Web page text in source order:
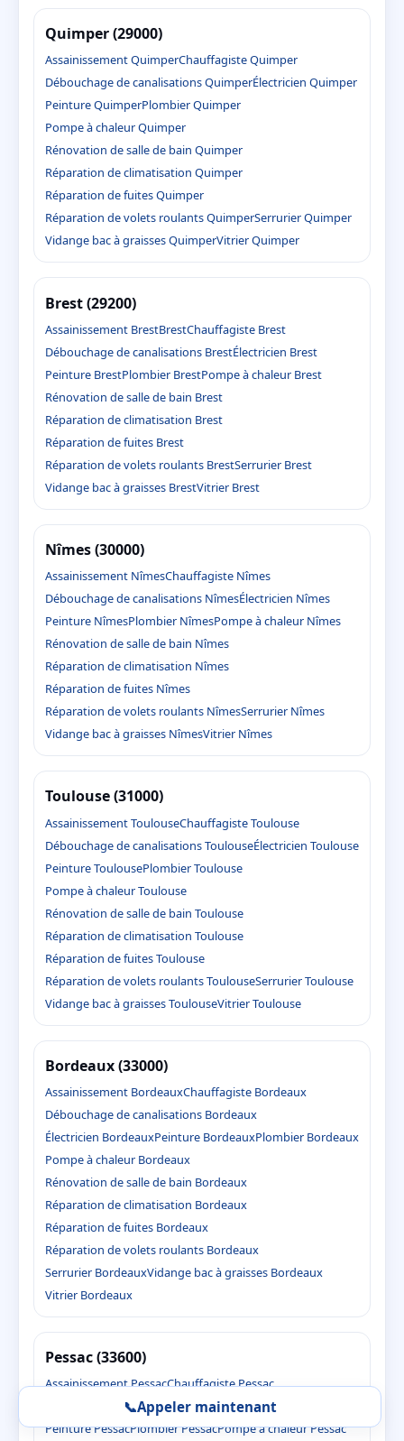
Quimper (29000)
Assainissement QuimperChauffagiste Quimper
Débouchage de canalisations QuimperÉlectricien Quimper
Peinture QuimperPlombier Quimper
Pompe à chaleur Quimper
Rénovation de salle de bain Quimper
Réparation de climatisation Quimper
Réparation de fuites Quimper
Réparation de volets roulants QuimperSerrurier Quimper
Vidange bac à graisses QuimperVitrier Quimper
Brest (29200)
Assainissement BrestBrestChauffagiste Brest
Débouchage de canalisations BrestÉlectricien Brest
Peinture BrestPlombier BrestPompe à chaleur Brest
Rénovation de salle de bain Brest
Réparation de climatisation Brest
Réparation de fuites Brest
Réparation de volets roulants BrestSerrurier Brest
Vidange bac à graisses BrestVitrier Brest
Nîmes (30000)
Assainissement NîmesChauffagiste Nîmes
Débouchage de canalisations NîmesÉlectricien Nîmes
Peinture NîmesPlombier NîmesPompe à chaleur Nîmes
Rénovation de salle de bain Nîmes
Réparation de climatisation Nîmes
Réparation de fuites Nîmes
Réparation de volets roulants NîmesSerrurier Nîmes
Vidange bac à graisses NîmesVitrier Nîmes
Toulouse (31000)
Assainissement ToulouseChauffagiste Toulouse
Débouchage de canalisations ToulouseÉlectricien Toulouse
Peinture ToulousePlombier Toulouse
Pompe à chaleur Toulouse
Rénovation de salle de bain Toulouse
Réparation de climatisation Toulouse
Réparation de fuites Toulouse
Réparation de volets roulants ToulouseSerrurier Toulouse
Vidange bac à graisses ToulouseVitrier Toulouse
Bordeaux (33000)
Assainissement BordeauxChauffagiste Bordeaux
Débouchage de canalisations Bordeaux
Électricien BordeauxPeinture BordeauxPlombier Bordeaux
Pompe à chaleur Bordeaux
Rénovation de salle de bain Bordeaux
Réparation de climatisation Bordeaux
Réparation de fuites Bordeaux
Réparation de volets roulants Bordeaux
Serrurier BordeauxVidange bac à graisses Bordeaux
Vitrier Bordeaux
Pessac (33600)
Assainissement PessacChauffagiste Pessac
Débouchage de canalisations PessacÉlectricien Pessac
Peinture PessacPlombier PessacPompe à chaleur Pessac
📞Appeler maintenant